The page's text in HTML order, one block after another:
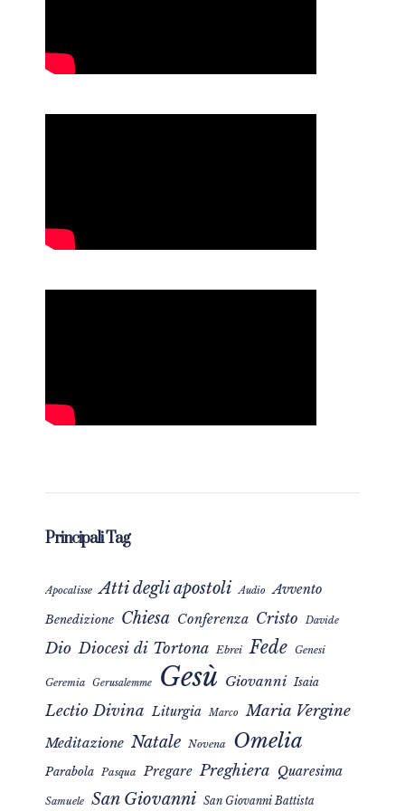
Principali Tag
Apocalisse Atti degli apostoli Audio Avvento
Benedizione Chiesa Conferenza Cristo Davide
Dio Diocesi di Tortona Ebrei Fede Genesi
Geremia Gerusalemme Gesù Giovanni Isaia
Lectio Divina Liturgia Marco Maria Vergine
Meditazione Natale Novena Omelia
Parabola Pasqua Pregare Preghiera Quaresima
Samuele San Giovanni San Giovanni Battista